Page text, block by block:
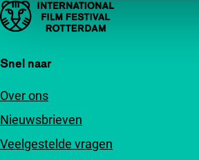
Belangrijke links
Snel naar
Over ons
Nieuwsbrieven
Veelgestelde vragen